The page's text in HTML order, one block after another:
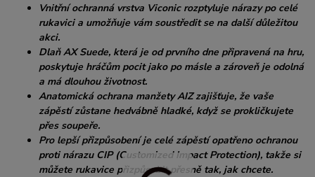
Vnitřní ochranná vrstva Viconic rozptyluje nárazy po celé
rukavici a umožňuje vám soustředit se na další důležitou
akci.
Dlaň AX Suede, která je od prvního dne připravená na hru,
poskytuje hráčům pocit jako po másle a zároveň je odolná
a má dlouhou životnost.
Anatomická ochrana manžety AIZ zajišťuje, že vaše
zápěstí zůstane hedvábně hladké, když se prokličkujete
přes soupeře.
Pro lepší přizpůsobení je celé zápěstí opatřeno ochranou
proti nárazu CIP (Customized Impact Protection), takže si
můžete rukavice přizpůsobit přesně tak, jak chcete.